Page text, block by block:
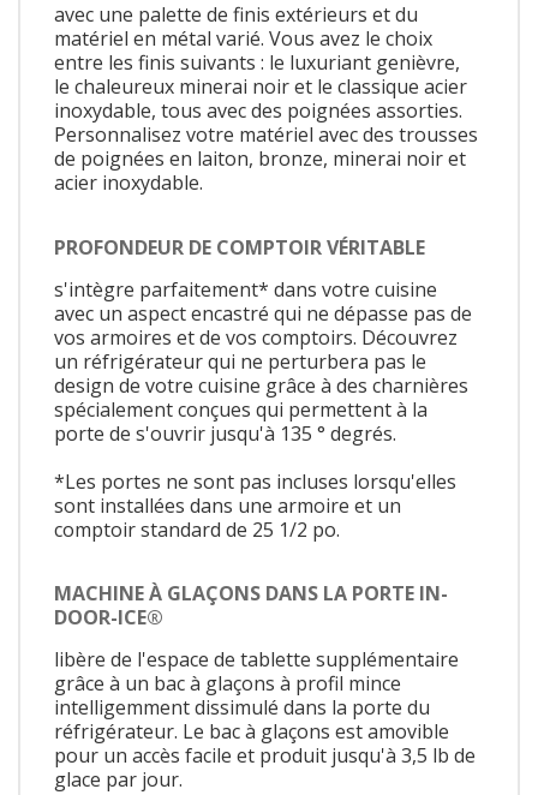
avec une palette de finis extérieurs et du
matériel en métal varié. Vous avez le choix
entre les finis suivants : le luxuriant genièvre,
le chaleureux minerai noir et le classique acier
inoxydable, tous avec des poignées assorties.
Personnalisez votre matériel avec des trousses
de poignées en laiton, bronze, minerai noir et
acier inoxydable.
PROFONDEUR DE COMPTOIR VÉRITABLE
s'intègre parfaitement* dans votre cuisine
avec un aspect encastré qui ne dépasse pas de
vos armoires et de vos comptoirs. Découvrez
un réfrigérateur qui ne perturbera pas le
design de votre cuisine grâce à des charnières
spécialement conçues qui permettent à la
porte de s'ouvrir jusqu'à 135 ° degrés.
*Les portes ne sont pas incluses lorsqu'elles
sont installées dans une armoire et un
comptoir standard de 25 1/2 po.
MACHINE À GLAÇONS DANS LA PORTE IN-
DOOR-ICE®
libère de l'espace de tablette supplémentaire
grâce à un bac à glaçons à profil mince
intelligemment dissimulé dans la porte du
réfrigérateur. Le bac à glaçons est amovible
pour un accès facile et produit jusqu'à 3,5 lb de
glace par jour.